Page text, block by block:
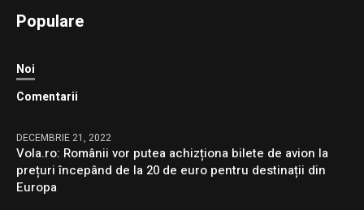
Populare
Noi
Comentarii
DECEMBRIE 21, 2022
Vola.ro: Românii vor putea achizționa bilete de avion la
prețuri începând de la 20 de euro pentru destinații din
Europa